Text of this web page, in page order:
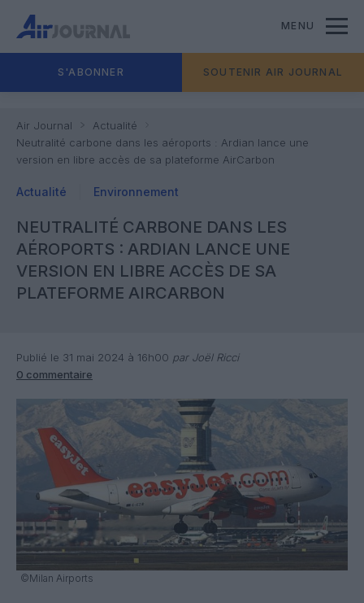
MENU
S'ABONNER SOUTENIR AIR JOURNAL
Air Journal
Actualité
Neutralité carbone dans les aéroports : Ardian lance une
version en libre accès de sa plateforme AirCarbon
Actualité Environnement
NEUTRALITÉ CARBONE DANS LES
AÉROPORTS : ARDIAN LANCE UNE
VERSION EN LIBRE ACCÈS DE SA
PLATEFORME AIRCARBON
Publié le 31 mai 2024 à 16h00 par Joël Ricci
0 commentaire
©Milan Airports